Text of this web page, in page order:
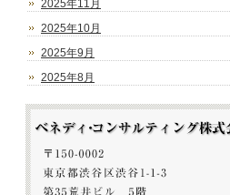
2025年11月
2025年10月
2025年9月
2025年8月